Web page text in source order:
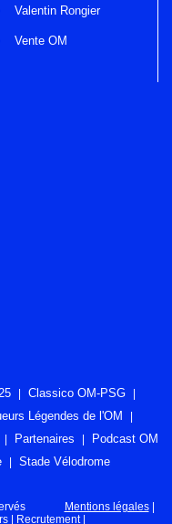
Valentin Rongier
Vente OM
Classico OM-PSG
Légendes de l'OM
Partenaires
Podcast OM
Stade Vélodrome
Mentions légales|
Recrutement|